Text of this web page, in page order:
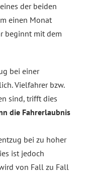
der beiden
einen Monat
beginnt mit dem
bei einer
Vielfahrer bzw.
sind, trifft dies
die Fahrerlaubnis
bei zu hoher
ist jedoch
von Fall zu Fall